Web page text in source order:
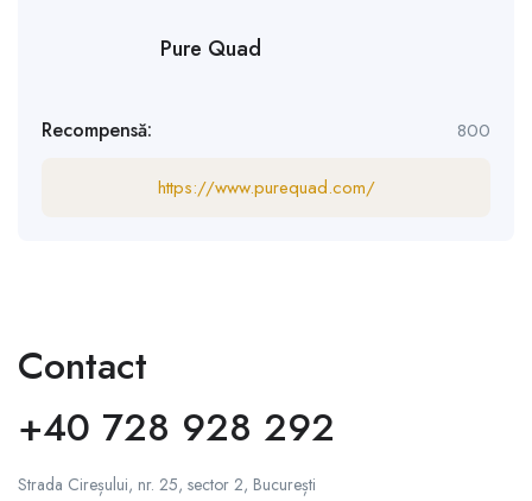
Pure Quad
Recompensă: 800
https://www.purequad.com/
Contact
+40 728 928 292
Strada Cireșului, nr. 25, sector 2, București